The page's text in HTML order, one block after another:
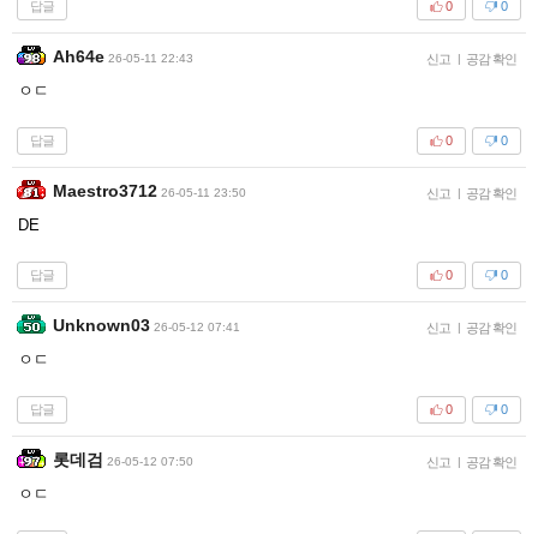
답글 0
0
Ah64e 26-05-11 22:43 신고 | 공감 확인
ㅇㄷ
답글 0
0
Maestro3712 26-05-11 23:50 신고 | 공감 확인
DE
답글 0
0
Unknown03 26-05-12 07:41 신고 | 공감 확인
ㅇㄷ
답글 0
0
롯데검 26-05-12 07:50 신고 | 공감 확인
ㅇㄷ